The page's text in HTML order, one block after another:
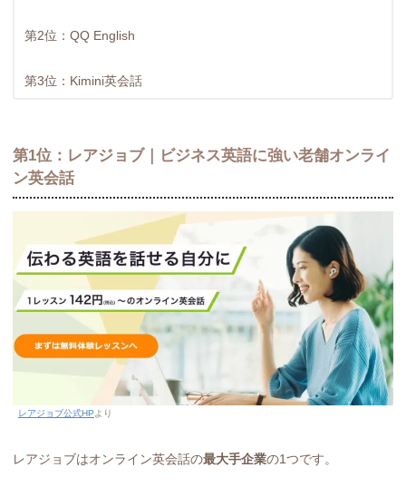
第2位：QQ English
第3位：Kimini英会話
第1位：レアジョブ｜ビジネス英語に強い老舗オンライ
ン英会話
レアジョブ公式HP より
レアジョブはオンライン英会話の最大手企業の1つです。